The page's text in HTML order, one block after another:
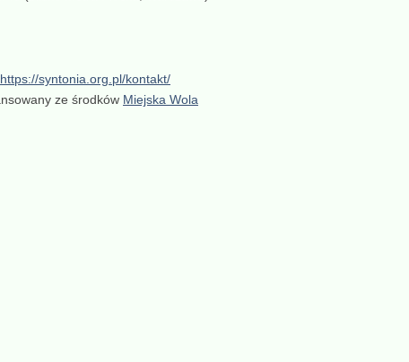
https://syntonia.org.pl/kontakt/
ze środków Miejska Wola